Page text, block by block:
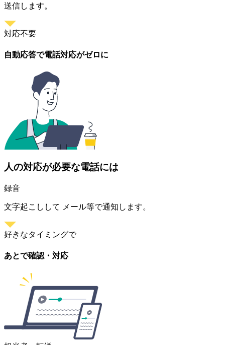
送信します。
対応不要
自動応答で電話対応がゼロに
人の対応が必要な電話には
録音
文字起こしして メール等で通知します。
好きなタイミングで
あとで確認・対応